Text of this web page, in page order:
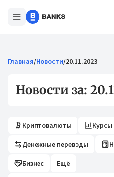
Главная/Новости/20.11.2023
Новости за:
Криптовалюты
Денежные переводы
Бизнес Ещё